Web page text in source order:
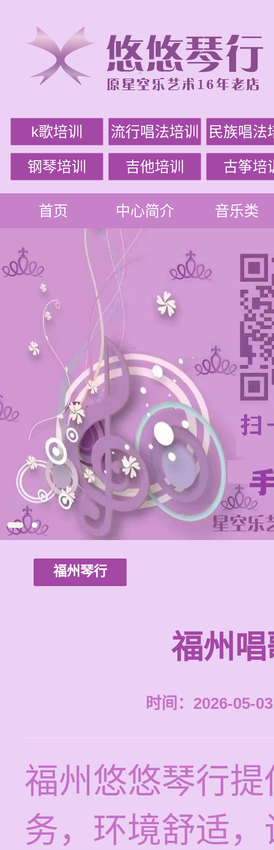
k歌培训 流行唱法培训 民族唱法
钢琴培训 吉他培训 古筝培
首页 中心简介 音乐类
福州琴行
福州
时间：2026-05-
福州悠悠琴行
务，环境舒适